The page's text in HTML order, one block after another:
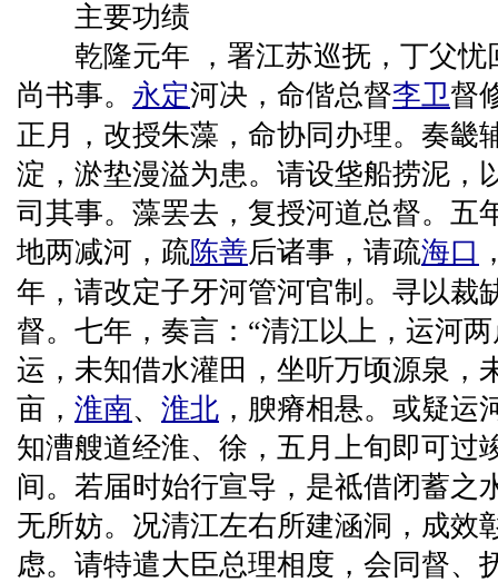
主要功绩
乾隆元年 ，署江苏巡抚，丁父忧
尚书事。 永定河决，命偕总督李卫督
正月，改授朱藻，命协同办理。奏畿
淀，淤垫漫溢为患。请设垡船捞泥，
司其事。藻罢去，复授河道总督。五
地两减河，疏陈善后诸事，请疏海口
年，请改定子牙河管河官制。寻以裁
督。七年，奏言：“清江以上，运河
运，未知借水灌田，坐听万顷源泉，
亩， 淮南、 淮北 ，腴瘠相悬。或疑运
知漕艘道经淮、徐，五月上旬即可过
间。若届时始行宣导，是祗借闭蓄之
无所妨。况清江左右所建涵洞，成效
虑。请特遣大臣总理相度，会同督、